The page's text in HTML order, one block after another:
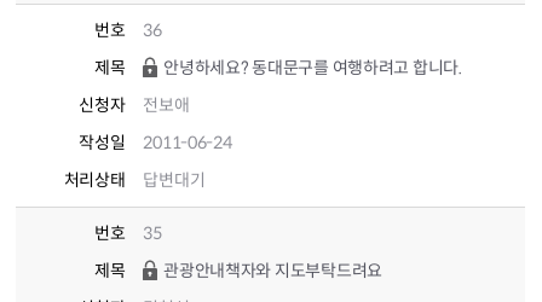
번호
36
제목
안녕하세요? 동대문구를 여행하려고 합니다.
신청자
전보애
작성일
2011-06-24
처리상태
답변대기
번호
35
제목
관광안내책자와 지도부탁드려요